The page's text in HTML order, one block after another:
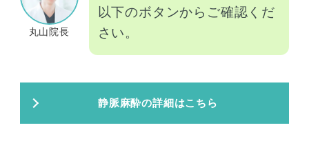
丸山院長
以下のボタンからご確認くだ
さい。
静脈麻酔の詳細はこちら